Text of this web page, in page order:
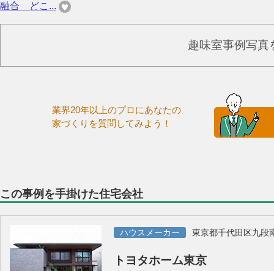
融合 どこ...
趣味室事例写真
業界20年以上のプロにあなたの
家づくりを質問してみよう！
この事例を手掛けた住宅会社
ハウスメーカー 東京都千代田区九段
トヨタホーム東京